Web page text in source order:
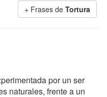
+ Frases de Tortura
por un ser
naturales, frente a un